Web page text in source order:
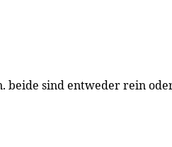
beide sind entweder rein